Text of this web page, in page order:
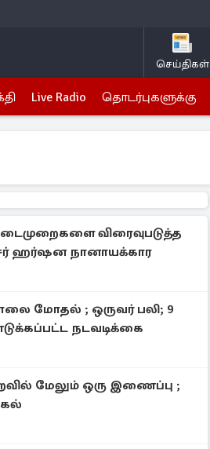
செய்திகள்
Live Radio தொடர்புகளுக்கு
விரைவுபடுத்த
ஹர்ஷன நானாயக்கார
மோதல் ; ஒருவர் பலி; 9
நடவடிக்கை
மேலும் ஒரு இணைப்பு ;